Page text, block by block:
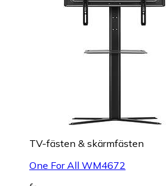
TV-fästen & skärmfästen
One For All WM4672